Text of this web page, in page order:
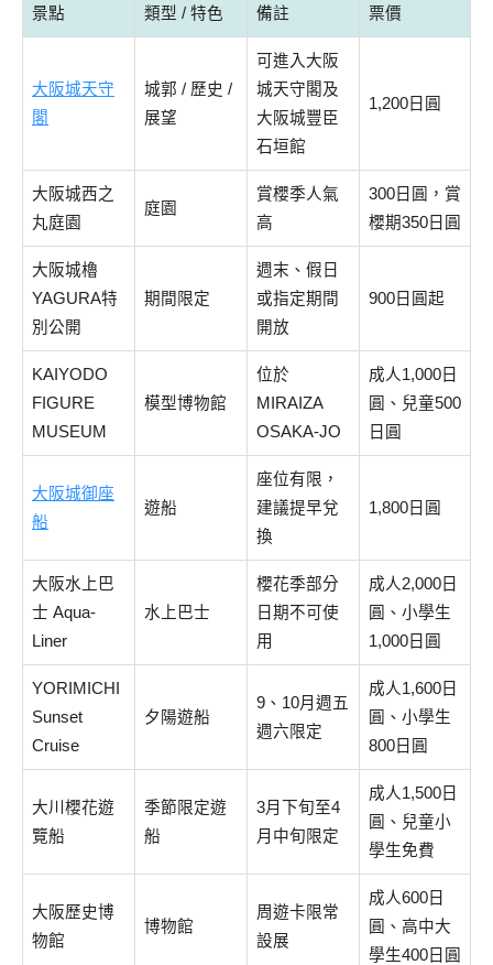
景點 類型 / 特色 備註 票價
大阪城天守
閣
城郭 / 歷史 /
展望
可進入大阪
城天守閣及
大阪城豐臣
石垣館
1,200日圓
大阪城西之
丸庭園
庭園
賞櫻季人氣
高
300日圓，賞
櫻期350日圓
大阪城櫓
YAGURA特
別公開
期間限定
週末、假日
或指定期間
開放
900日圓起
KAIYODO
FIGURE
MUSEUM
模型博物館
位於
MIRAIZA
OSAKA-JO
成人1,000日
圓、兒童500
日圓
大阪城御座
船
遊船
座位有限，
建議提早兌
換
1,800日圓
大阪水上巴
士 Aqua-
Liner
水上巴士
櫻花季部分
日期不可使
用
成人2,000日
圓、小學生
1,000日圓
YORIMICHI
Sunset
Cruise
夕陽遊船
9、10月週五
週六限定
成人1,600日
圓、小學生
800日圓
大川櫻花遊
覽船
季節限定遊
船
3月下旬至4
月中旬限定
成人1,500日
圓、兒童小
學生免費
大阪歷史博
物館
博物館
周遊卡限常
設展
成人600日
圓、高中大
學生400日圓